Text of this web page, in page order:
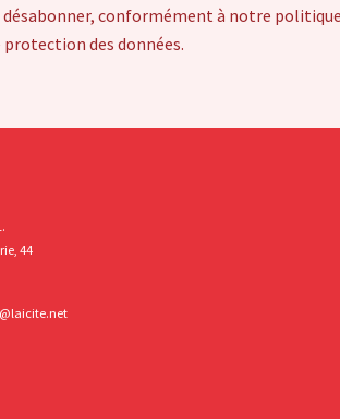
désabonner, conformément à notre
protection des données.
44